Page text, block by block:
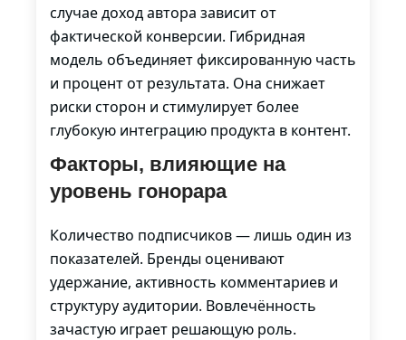
случае доход автора зависит от
фактической конверсии. Гибридная
модель объединяет фиксированную часть
и процент от результата. Она снижает
риски сторон и стимулирует более
глубокую интеграцию продукта в контент.
Факторы, влияющие на
уровень гонорара
Количество подписчиков — лишь один из
показателей. Бренды оценивают
удержание, активность комментариев и
структуру аудитории. Вовлечённость
зачастую играет решающую роль.